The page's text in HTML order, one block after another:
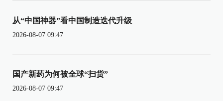
从“中国神器”看中国制造迭代升级
2026-08-07 09:47
国产新药为何被全球“扫货”
2026-08-07 09:47